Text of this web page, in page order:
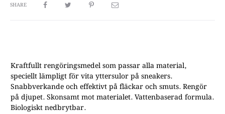
SHARE
Kraftfullt rengöringsmedel som passar alla material,
speciellt lämpligt för vita yttersulor på sneakers.
Snabbverkande och effektivt på fläckar och smuts. Rengör
på djupet. Skonsamt mot materialet. Vattenbaserad formula.
Biologiskt nedbrytbar.